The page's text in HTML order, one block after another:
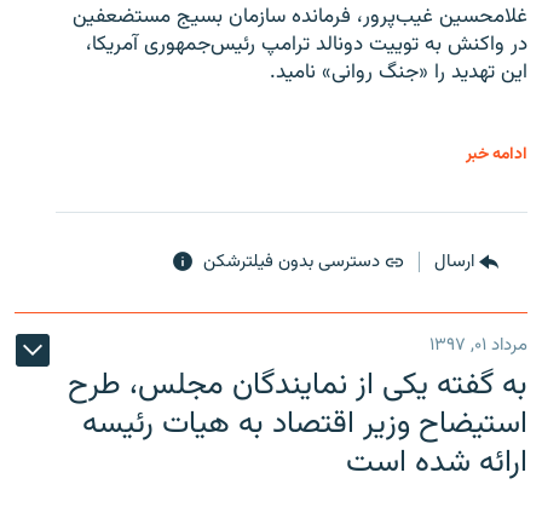
غلامحسین غیب‌پرور، فرمانده سازمان بسیج مستضعفین
در واکنش به توییت دونالد ترامپ رئیس‌جمهوری آمریکا،
این تهدید را «جنگ روانی» نامید.
ادامه خبر
ارسال دسترسی بدون فیلترشکن
مرداد ۰۱, ۱۳۹۷
به گفته یکی از نمایندگان مجلس، طرح
استیضاح وزیر اقتصاد به هیات رئیسه
ارائه شده است